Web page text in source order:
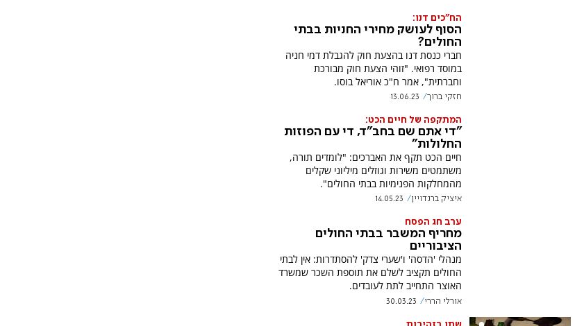
הח"כים דנו:
הסוף לעושק מחירי החניות בבתי
החולים?
חברי כנסת דנו בהצעת חוק להגבלת דמי חניה
במוסד רפואי. "זוהי הצעת חוק מבורכת
וחברתית", אמר ח"כ אוריאל בוסו.
חזקי ברוך 13.06.23
המתקפה של חיים הכט:
"די אתם שם בחב"ד, די עם הפוזות
החלולות"
חיים הכט תקף את האברכים: "לומדים תורה,
משתמטים משירות וגוזלים מיליוני שקלים
מהמחלקות הפנימיות בבתי החולים".
איציק ברנדויין 14.05.23
ערב חג הפסח
מחריף המשבר בבתי החולים
הציבוריים
מנהלי 'הדסה' ו'שערי צדק' להסתדרות: אין לבתי
החולים תקציב לשלם את תוספת השכר שמשרד
האוצר התחייב לתת לעובדים.
אורלי הררי 30.03.23